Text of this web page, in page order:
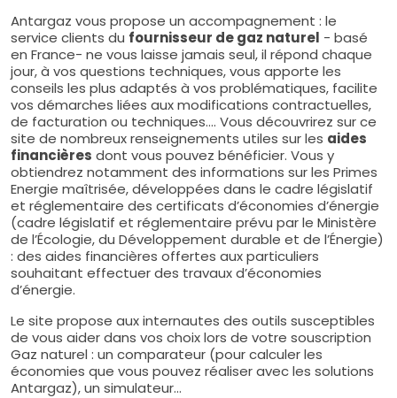
Antargaz vous propose un accompagnement : le
service clients du fournisseur de gaz naturel - basé
en France- ne vous laisse jamais seul, il répond chaque
jour, à vos questions techniques, vous apporte les
conseils les plus adaptés à vos problématiques, facilite
vos démarches liées aux modifications contractuelles,
de facturation ou techniques.... Vous découvrirez sur ce
site de nombreux renseignements utiles sur les aides
financières dont vous pouvez bénéficier. Vous y
obtiendrez notamment des informations sur les Primes
Energie maîtrisée, développées dans le cadre législatif
et réglementaire des certificats d’économies d’énergie
(cadre législatif et réglementaire prévu par le Ministère
de l’Écologie, du Développement durable et de l’Énergie)
: des aides financières offertes aux particuliers
souhaitant effectuer des travaux d’économies
d’énergie.
Le site propose aux internautes des outils susceptibles
de vous aider dans vos choix lors de votre souscription
Gaz naturel : un comparateur (pour calculer les
économies que vous pouvez réaliser avec les solutions
Antargaz), un simulateur...